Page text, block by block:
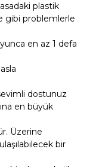
plastik
gibi problemlerle
en az 1 defa
dostunuz
en büyük
Üzerine
bir